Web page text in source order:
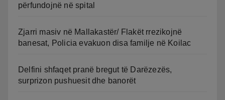
përfundojnë në spital
Zjarri masiv në Mallakastër/ Flakët rrezikojnë
banesat, Policia evakuon disa familje në Koilac
Delfini shfaqet pranë bregut të Darëzezës,
surprizon pushuesit dhe banorët